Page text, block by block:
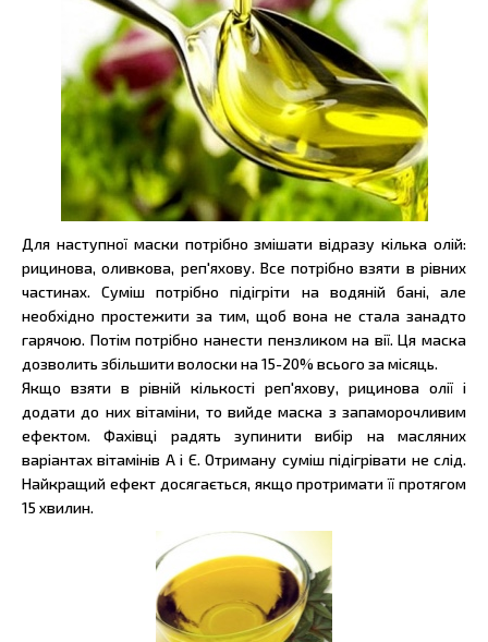
Для наступної маски потрібно змішати відразу кілька олій:
рицинова, оливкова, реп'яхову. Все потрібно взяти в рівних
частинах. Суміш потрібно підігріти на водяній бані, але
необхідно простежити за тим, щоб вона не стала занадто
гарячою. Потім потрібно нанести пензликом на вії. Ця маска
дозволить збільшити волоски на 15-20% всього за місяць.
Якщо взяти в рівній кількості реп'яхову, рицинова олії і
додати до них вітаміни, то вийде маска з запаморочливим
ефектом. Фахівці радять зупинити вибір на масляних
варіантах вітамінів А і Є. Отриману суміш підігрівати не слід.
Найкращий ефект досягається, якщо протримати її протягом
15 хвилин.